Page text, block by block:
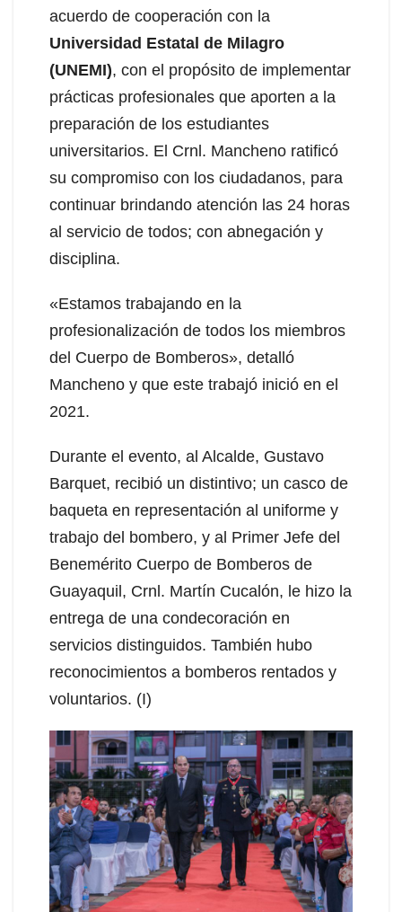
acuerdo de cooperación con la
Universidad Estatal de Milagro
(UNEMI), con el propósito de implementar
prácticas profesionales que aporten a la
preparación de los estudiantes
universitarios. El Crnl. Mancheno ratificó
su compromiso con los ciudadanos, para
continuar brindando atención las 24 horas
al servicio de todos; con abnegación y
disciplina.
«Estamos trabajando en la
profesionalización de todos los miembros
del Cuerpo de Bomberos», detalló
Mancheno y que este trabajó inició en el
2021.
Durante el evento, al Alcalde, Gustavo
Barquet, recibió un distintivo; un casco de
baqueta en representación al uniforme y
trabajo del bombero, y al Primer Jefe del
Benemérito Cuerpo de Bomberos de
Guayaquil, Crnl. Martín Cucalón, le hizo la
entrega de una condecoración en
servicios distinguidos. También hubo
reconocimientos a bomberos rentados y
voluntarios. (I)